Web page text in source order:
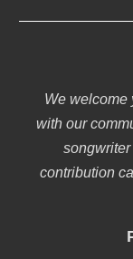
We welcome
with our
contribution